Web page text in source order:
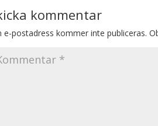
kommentar
e-postadress kommer inte publiceras.